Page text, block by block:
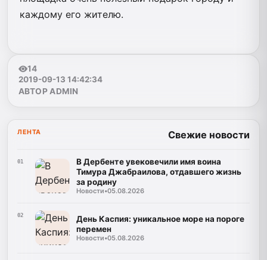
каждому его жителю.
14
2019-09-13 14:42:34
АВТОР ADMIN
ЛЕНТА Свежие новости
01
В Дербенте увековечили имя воина
Тимура Джабраилова, отдавшего жизнь
за родину
Новости•05.08.2026
02
День Каспия: уникальное море на пороге
перемен
Новости•05.08.2026